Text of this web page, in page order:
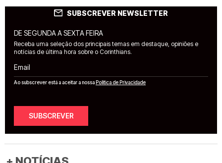
SUBSCREVER NEWSLETTER
DE SEGUNDA A SEXTA FEIRA
Receba uma seleção dos principais temas em destaque, opiniões e
notícias de última hora sobre o Corinthians.
Email
Ao subscrever está a aceitar a nossaPolítica de Privacidade
SUBSCREVER